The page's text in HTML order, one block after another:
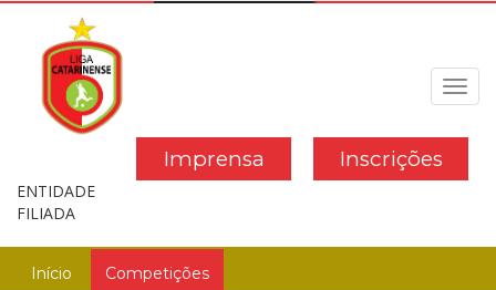
Inscrições
Imprensa
ENTIDADE
FILIADA
Início Competições